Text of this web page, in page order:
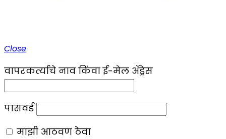
Close
वापरकर्त्याचे नाव किंवा ई-मेल ॲड्रेस
पासवर्ड
माझी आठवण ठेवा